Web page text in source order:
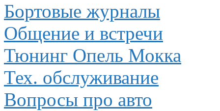
Бортовые журналы
Общение и встречи
Тюнинг Опель Мокка
Тех. обслуживание
Вопросы про авто